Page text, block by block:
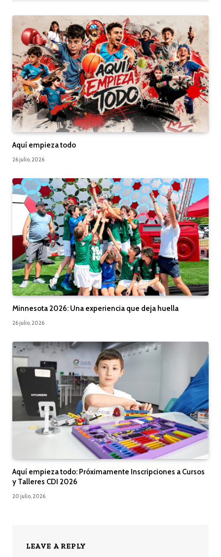
Aquí empieza todo
26 julio, 2026
Minnesota 2026: Una experiencia que deja huella
26 julio, 2026
Aquí empieza todo: Próximamente Inscripciones a Cursos
y Talleres CDI 2026
20 julio, 2026
LEAVE A REPLY